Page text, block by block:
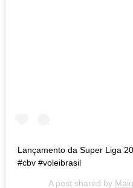
Lançamento da Super Liga
#cbv #voleibrasil
A post shared by